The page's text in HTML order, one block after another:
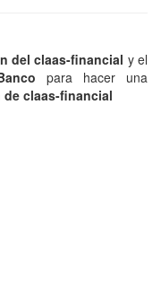
del claas-financial y el
para hacer una
de claas-financial